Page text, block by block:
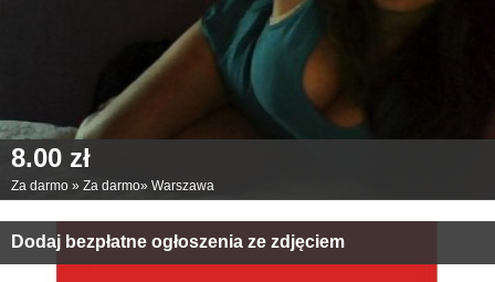
8.00 zł
Za darmo » Za darmo» Warszawa
Dodaj bezpłatne ogłoszenia ze zdjęciem